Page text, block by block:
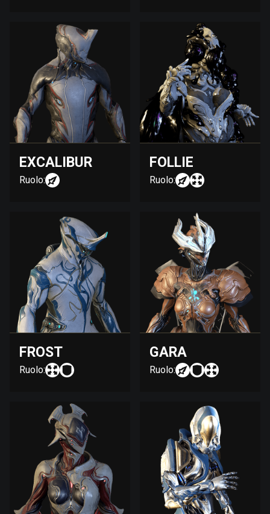
EXCALIBUR
Ruolo:
FOLLIE
Ruolo:
FROST
Ruolo:
GARA
Ruolo: